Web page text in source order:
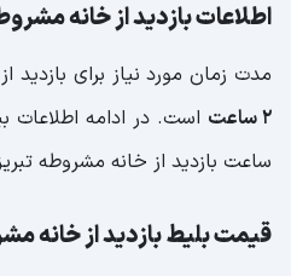
اطلاعات بازدید از خانه
مدت زمان مورد نیاز برای بازدید
2 ساعت
است. در ادامه اطلاعات
ساعت بازدید از خانه مشروطه
قیمت بلیط بازدید از خانه